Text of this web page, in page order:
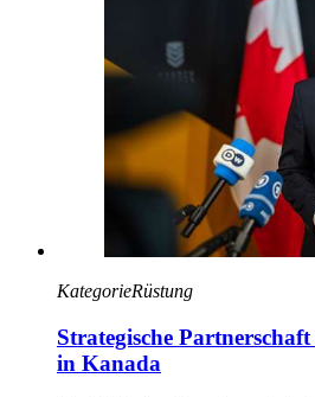
KategorieRüstung
Strategische
in Kanada